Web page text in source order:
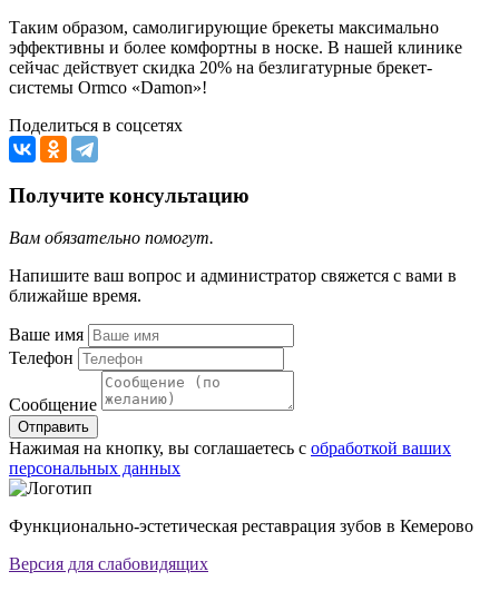
Таким образом, самолигирующие брекеты максимально
эффективны и более комфортны в носке. В нашей клинике
сейчас действует скидка 20% на безлигатурные брекет-
системы Ormco «Damon»!
Поделиться в соцсетях
Получите консультацию
Вам обязательно помогут.
Напишите ваш вопрос и администратор свяжется с вами в
ближайше время.
Ваше имя
Телефон
Сообщение
Отправить
Нажимая на кнопку, вы соглашаетесь с обработкой ваших
персональных данных
Функционально-эстетическая реставрация зубов в Кемерово
Версия для слабовидящих